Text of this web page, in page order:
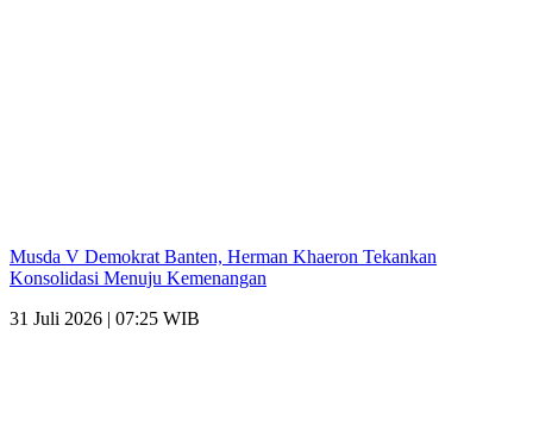
Musda V Demokrat Banten, Herman Khaeron Tekankan
Konsolidasi Menuju Kemenangan
31 Juli 2026 | 07:25 WIB